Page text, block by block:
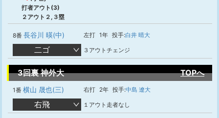
打者アウト(3)
２アウト２,３塁
8番 長谷川 暎(中) 左打 1年 投手:白井 晴大
二ゴ ３アウトチェンジ
3回裏 神外大 TOPへ
1番 横山 晟也(三) 右打 2年 投手:中島 遼大
右飛 １アウト走者なし